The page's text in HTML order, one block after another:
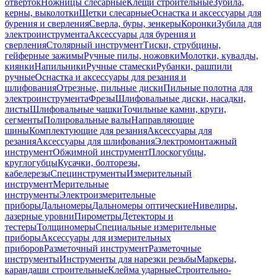
отвертокНожницы слесарныеКлещи строительныеЗубила,
керны, выколоткиЩетки слесарныеОснастка и аксессуары для
бурения и сверленияСверла, буры, зенкерыКоронкиЗубила для
электроинструментаАксессуары для бурения и
сверленияСтолярный инструментТиски, струбцины,
гейферные зажимыРучные пилы, ножовкиМолотки, кувалды,
киянкиНапильникиРучные стамескиРубанки, рашпили
ручныеОснастка и аксессуары для резания и
шлифованияОтрезные, пильные дискиПильные полотна для
электроинструментаФрезыШлифовальные диски, насадки,
листыШлифовальные чашкиТочильные камни, круги,
сегментыПолировальные валыНаправляющие
шиныКомплектующие для резанияАксессуары для
резанияАксессуары для шлифованияЭлектромонтажный
инструментОбжимной инструментПлоскогубцы,
круглогубцыКусачки, болторезы,
кабелерезыСпецинструментыИзмерительный
инструментМерительные
инструментыЭлектроизмерительные
приборыДальномерыДальномеры оптическиеНивелиры,
лазерные уровниПирометрыДетекторы и
тестерыТолщиномерыСпециальные измерительные
приборыАксессуары для измерительных
приборовРазметочный инструментРазметочные
инструментыИнструменты для нарезки резьбыМаркеры,
карандаши строительныеКлейма ударныеСтроительно-